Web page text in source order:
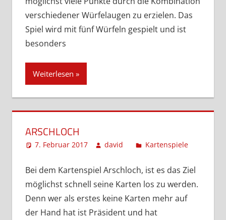
verschiedener Würfelaugen zu erzielen. Das
Spiel wird mit fünf Würfeln gespielt und ist
besonders
Weiterlesen
ARSCHLOCH
7. Februar 2017 david
Kartenspiele
Bei dem Kartenspiel Arschloch, ist es das Ziel
möglichst schnell seine Karten los zu werden.
Denn wer als erstes keine Karten mehr auf
der Hand hat ist Präsident und hat